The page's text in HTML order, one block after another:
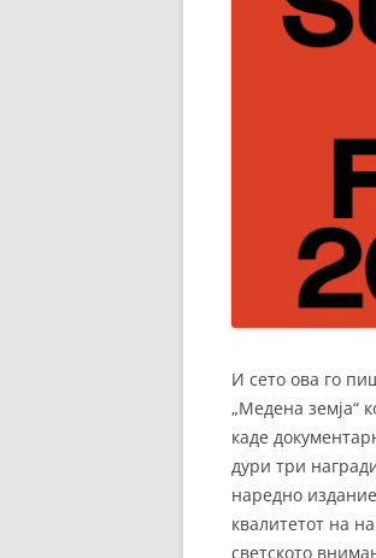
И сето ова го
„Медена земја“
каде
дури три
наредно
квалитетот на
светското